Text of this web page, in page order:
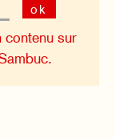
ok
contenu sur